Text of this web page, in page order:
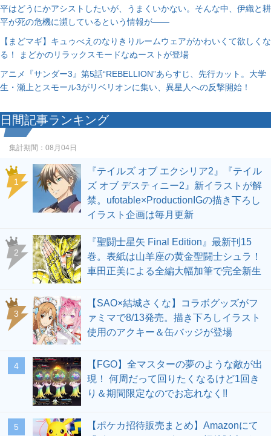
平はどうにかアシストしたいが、うまくいかない。そんな中、伊織と耕
平が死の危機に瀕しているという情報が――
【まどマギ】キュゥべえのなりきりルームウェアがかわいくて欲しくな
る！ まどかのリラックスモードなぬーストが登場
アニメ『サンダー3』第5話“REBELLION”あらすじ、先⾏カット。大学
生・瀬上とスモール3がリベリオンに集い、異星人への反撃開始！
日間記事ランキング
集計期間： 08月04日
1
『テイルズ オブ エクシリア2』『テイル
ズ オブ デスティニー2』新イラストが解
禁。ufotable×ProductionIGの描き下ろし
イラスト企画は毎月更新
2
『聖闘士星矢 Final Edition』最新刊15
巻。表紙は山羊座の黄金聖闘士シュラ！
車田正美による全編大幅加筆で完全新生
3
【SAO×結城さくな】コラボグッズがフ
ァミマで8/13発売。描き下ろしイラスト
使用のアクキー＆缶バッジが登場
4
【FGO】全マスターの夢のような敵が出
現！ 何周だって回りたくなるけど1回き
り＆期間限定なのでお忘れなく!!
5
【ポケカ招待販売まとめ】Amazonにて